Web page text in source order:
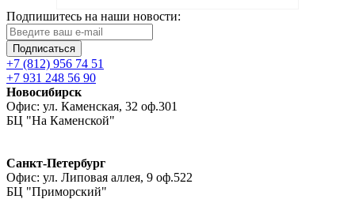
Подпишитесь на наши новости:
Подписаться
+7 (812) 956 74 51
+7 931 248 56 90
Новосибирск
Офис: ул. Каменская, 32 оф.301
БЦ "На Каменской"
Санкт-Петербург
Офис: ул. Липовая аллея, 9 оф.522
БЦ "Приморский"